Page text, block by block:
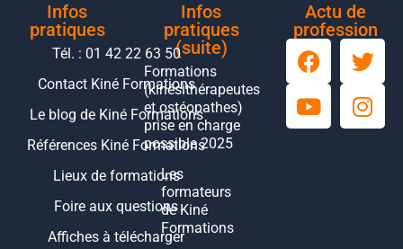
Infos
pratiques
Tél. : 01 42 22 63 50
Contact Kiné Formations
Le blog de Kiné Formations
Références Kiné Formations
Lieux de formations
Foire aux questions
Affiches à télécharger
Infos
pratiques
(suite)
Formations
(kinésithérapeutes
et ostéopathes)
prise en charge
possible 2025
Les
formateurs
de Kiné
Formations
Actu de
profession